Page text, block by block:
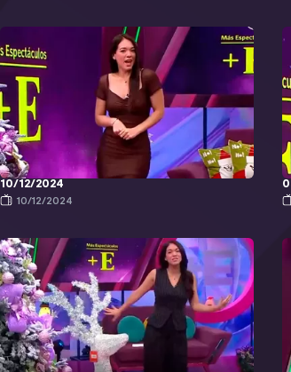
10/12/2024
10/12/2024